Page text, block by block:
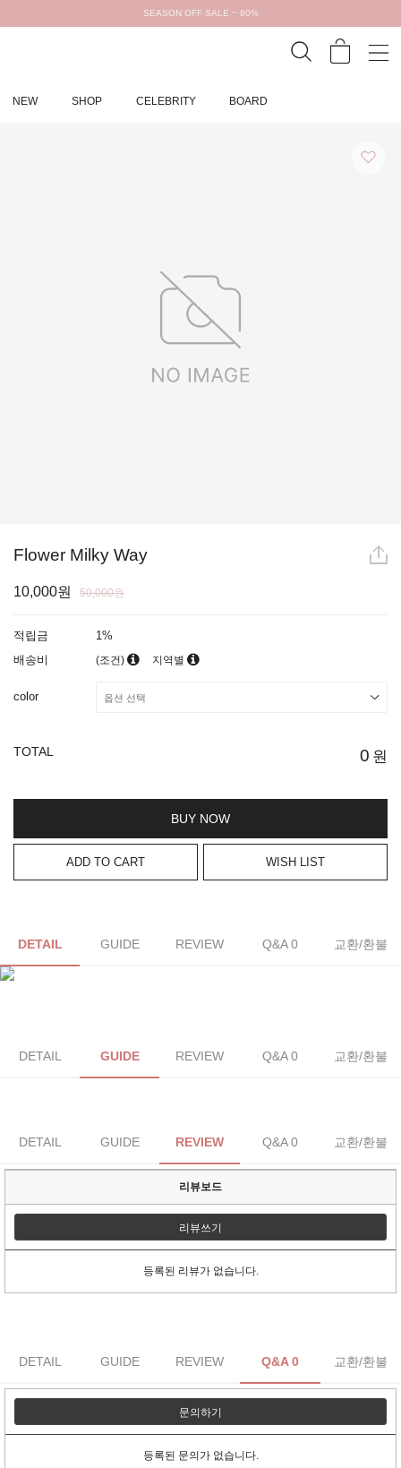
SEASON OFF SALE ~ 80%
NEW SHOP CELEBRITY BOARD
Flower Milky Way
10,000원 50,000원
적립금
1%
배송비
(조건) 지역별
color
TOTAL 0 원
BUY NOW
ADD TO CART WISH LIST
DETAIL GUIDE REVIEW Q&A 0 교환/환불
DETAIL GUIDE REVIEW Q&A 0 교환/환불
DETAIL GUIDE REVIEW Q&A 0 교환/환불
리뷰보드
리뷰쓰기
등록된 리뷰가 없습니다.
DETAIL GUIDE REVIEW Q&A 0 교환/환불
문의하기
등록된 문의가 없습니다.